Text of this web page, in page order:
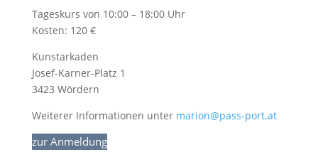
Tageskurs von 10:00 – 18:00 Uhr
Kosten: 120 €
Kunstarkaden
Josef-Karner-Platz 1
3423 Wördern
Weiterer Informationen unter marion@pass-port.at
zur Anmeldung